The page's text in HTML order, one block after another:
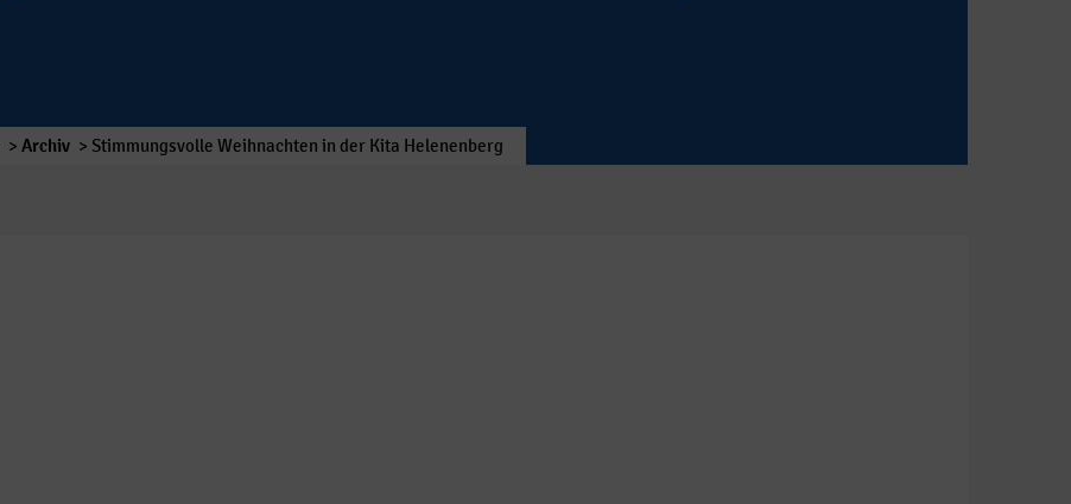
> Archiv > Stimmungsvolle Weihnachten in der Kita Helenenberg